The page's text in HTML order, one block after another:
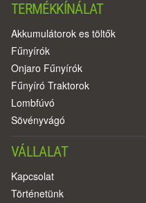
TERMÉKKÍNÁLAT
Akkumulátorok es töltők
Fűnyírók
Onjaro Fűnyírók
Fűnyíró Traktorok
Lombfúvó
Sövényvágó
VÁLLALAT
Kapcsolat
Történetünk